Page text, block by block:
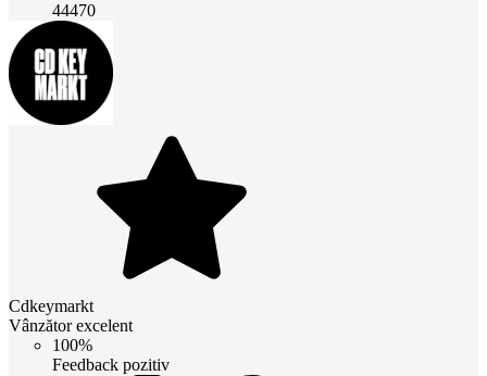
44470
Cdkeymarkt
Vânzător excelent
100%
Feedback pozitiv